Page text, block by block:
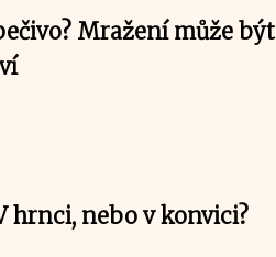
Mražení může být
hrnci, nebo v konvici?